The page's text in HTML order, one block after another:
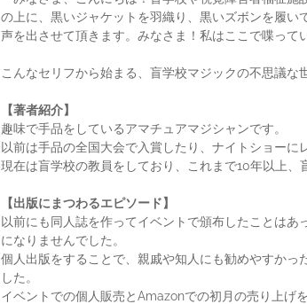
の上に、黒いジャケットを羽織り、黒いズボンを履
声を出させて頂きます。みなさま！私はここで喋って
こんなセリフから始まる、盲学校マジックの不思議な
【著者紹介】
趣味で手品をしているアマチュアマジシャンです。
以前は手品の全国大会で入賞したり、ナイトショーに
現在は盲学校の教員をしており、これまで10年以上、
【出版にまつわるエピソード】
以前にも同人誌を作ってイベントで頒布したことは
になりませんでした。
個人出版をすることで、親戚や知人にも勧めやすか
した。
イベントでの個人販売とAmazonでの初月の売り上げ